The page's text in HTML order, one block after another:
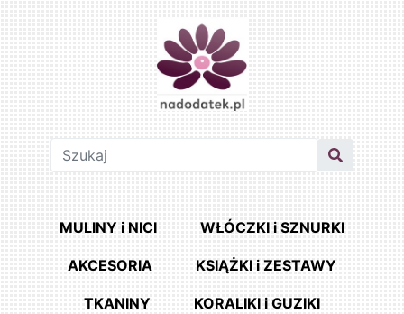
MULINY i NICI WŁÓCZKI i SZNURKI
AKCESORIA KSIĄŻKI i ZESTAWY
TKANINY KORALIKI i GUZIKI